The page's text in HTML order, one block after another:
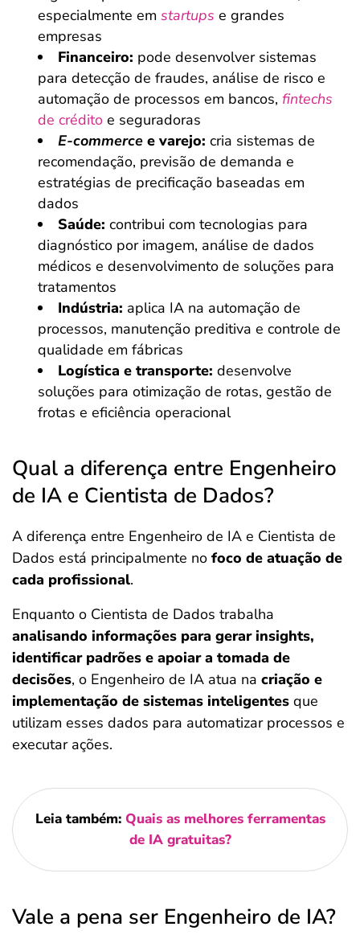
especialmente em startups e grandes
empresas
Financeiro: pode desenvolver sistemas
para detecção de fraudes, análise de risco e
automação de processos em bancos, fintechs
de crédito e seguradoras
E-commerce e varejo: cria sistemas de
recomendação, previsão de demanda e
estratégias de precificação baseadas em
dados
Saúde: contribui com tecnologias para
diagnóstico por imagem, análise de dados
médicos e desenvolvimento de soluções para
tratamentos
Indústria: aplica IA na automação de
processos, manutenção preditiva e controle de
qualidade em fábricas
Logística e transporte: desenvolve
soluções para otimização de rotas, gestão de
frotas e eficiência operacional
Qual a diferença entre Engenheiro
de IA e Cientista de Dados?
A diferença entre Engenheiro de IA e Cientista de
Dados está principalmente no foco de atuação de
cada profissional.
Enquanto o Cientista de Dados trabalha
analisando informações para gerar insights,
identificar padrões e apoiar a tomada de
decisões, o Engenheiro de IA atua na criação e
implementação de sistemas inteligentes que
utilizam esses dados para automatizar processos e
executar ações.
Leia também: Quais as melhores ferramentas
de IA gratuitas?
Vale a pena ser Engenheiro de IA?